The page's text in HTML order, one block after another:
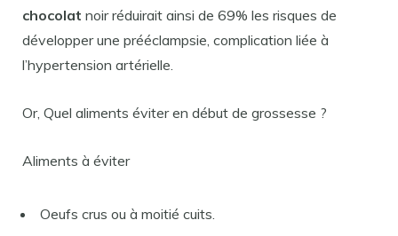
chocolat noir réduirait ainsi de 69% les risques de
développer une prééclampsie, complication liée à
l’hypertension artérielle.
Or, Quel aliments éviter en début de grossesse ?
Aliments à éviter
Oeufs crus ou à moitié cuits.